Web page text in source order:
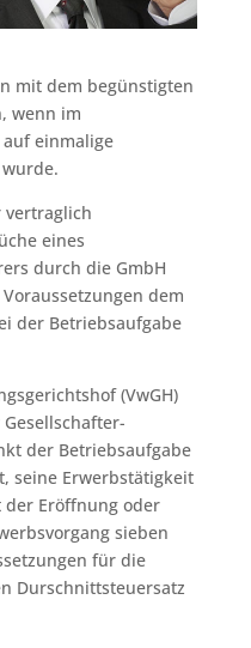
mit dem begünstigten
wenn im
einmalige
vertraglich
eines
durch die GmbH
dem
der Betriebsaufgabe
(VwGH)
der Betriebsaufgabe
seine Erwerbstätigkeit
Eröffnung oder
sieben
für die
Durschnittsteuersatz